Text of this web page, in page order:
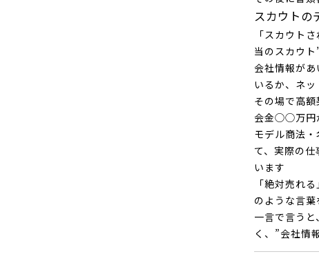
スカウトの
「スカウト
当のスカウト
会社情報があ
いるか、ネ
その場で高額
会金◯◯万円
モデル商法
て、実際の
います
「絶対売れ
のような言
一言で言う
く、”会社情